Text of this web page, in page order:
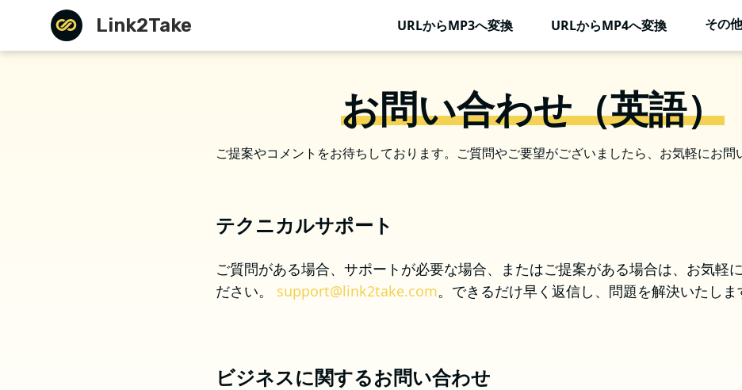
Link2Take URLからMP3へ変換 URLからMP4へ変換 その
お問い合わせ（英語）
ご提案やコメントをお待ちしております。ご質問やご要望がございましたら、お気軽にお問
テクニカルサポート
ご質問がある場合、サポートが必要な場合、またはご提案がある場合は、お気軽
ださい。 support@link2take.com。できるだけ早く返信し、問題を解決いたしま
ビジネスに関するお問い合わせ